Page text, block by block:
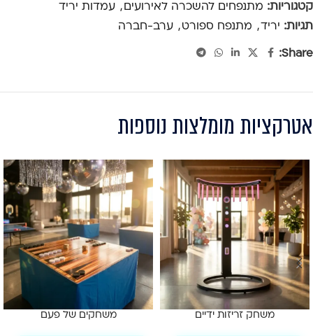
קטגוריות: מתנפחים להשכרה לאירועים, עמדות יריד
תגיות: יריד, מתנפח ספורט, ערב-חברה
Share:
אטרקציות מומלצות נוספות
משחק זריזות ידיים משחקים של פעם